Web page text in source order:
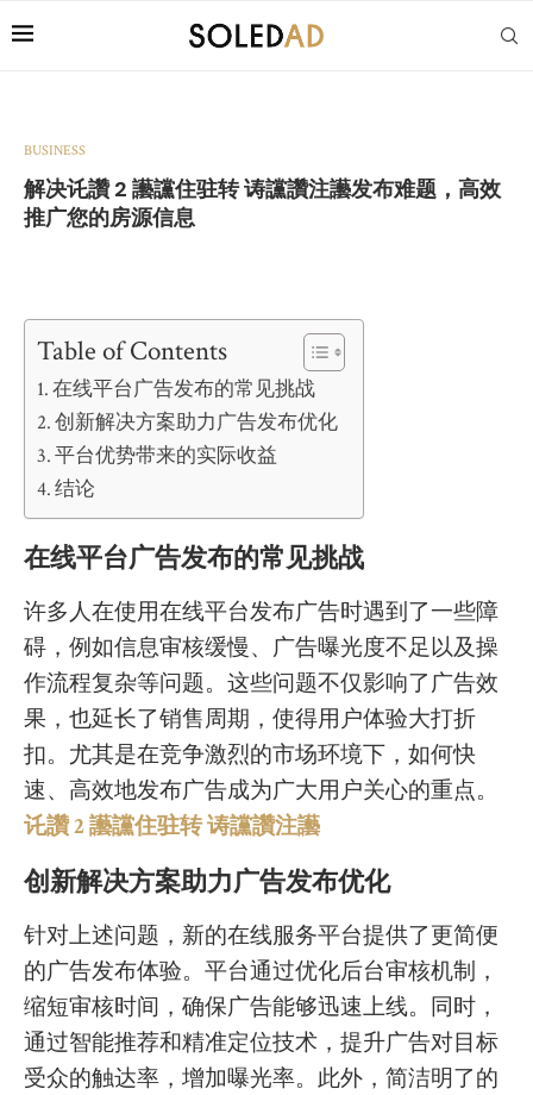
BUSINESS
解决讬讚 2 讛讜住驻转 诪讜讚注讛发布难题，高效
推广您的房源信息
Table of Contents
在线平台广告发布的常见挑战
创新解决方案助力广告发布优化
平台优势带来的实际收益
结论
在线平台广告发布的常见挑战
许多人在使用在线平台发布广告时遇到了一些障
碍，例如信息审核缓慢、广告曝光度不足以及操
作流程复杂等问题。这些问题不仅影响了广告效
果，也延长了销售周期，使得用户体验大打折
扣。尤其是在竞争激烈的市场环境下，如何快
速、高效地发布广告成为广大用户关心的重点。
讬讚 2 讛讜住驻转 诪讜讚注讛
创新解决方案助力广告发布优化
针对上述问题，新的在线服务平台提供了更简便
的广告发布体验。平台通过优化后台审核机制，
缩短审核时间，确保广告能够迅速上线。同时，
通过智能推荐和精准定位技术，提升广告对目标
受众的触达率，增加曝光率。此外，简洁明了的